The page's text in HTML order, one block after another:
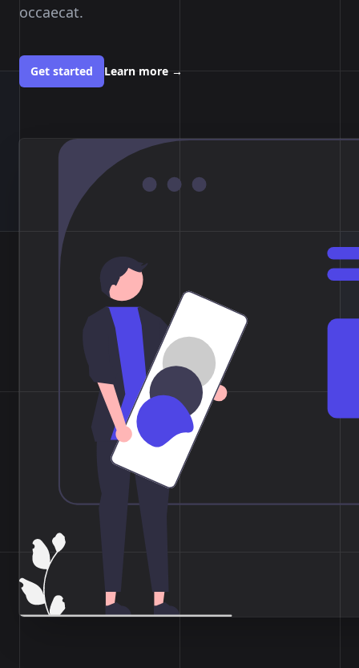
occaecat.
Get started Learn more →